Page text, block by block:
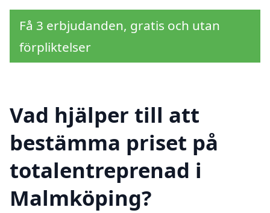
Få 3 erbjudanden, gratis och utan
förpliktelser
Vad hjälper till att
bestämma priset på
totalentreprenad i
Malmköping?